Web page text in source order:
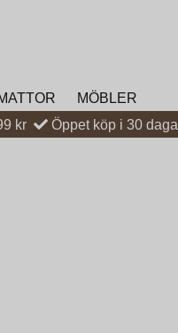
MÖBLER
kr Öppet köp i 30